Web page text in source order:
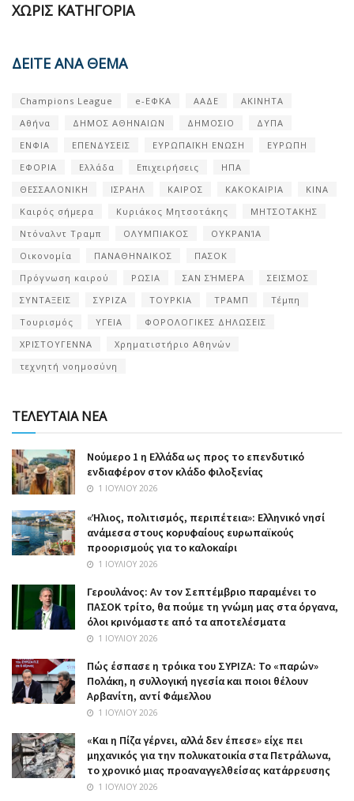
ΧΩΡΊΣ ΚΑΤΗΓΟΡΊΑ
ΔΕΙΤΕ ΑΝΑ ΘΕΜΑ
Champions League e-ΕΦΚΑ ΑΑΔΕ
ΑΚΙΝΗΤΑ
Αθήνα
ΔΗΜΟΣ ΑΘΗΝΑΙΩΝ ΔΗΜΟΣΙΟ
ΔΥΠΑ
ΕΝΦΙΑ
ΕΠΕΝΔΥΣΕΙΣ ΕΥΡΩΠΑΪΚΗ ΕΝΩΣΗ
ΕΥΡΩΠΗ
ΕΦΟΡΙΑ
Ελλάδα Επιχειρήσεις
ΗΠΑ
ΘΕΣΣΑΛΟΝΙΚΗ
ΙΣΡΑΗΛ ΚΑΙΡΟΣ ΚΑΚΟΚΑΙΡΙΑ
ΚΙΝΑ
Καιρός σήμερα
Κυριάκος Μητσοτάκης
ΜΗΤΣΟΤΑΚΗΣ
Ντόναλντ Τραμπ
ΟΛΥΜΠΙΑΚΟΣ
ΟΥΚΡΑΝΊΑ
Οικονομία
ΠΑΝΑΘΗΝΑΙΚΟΣ
ΠΑΣΟΚ
Πρόγνωση καιρού
ΡΩΣΙΑ ΣΑΝ ΣΉΜΕΡΑ
ΣΕΙΣΜΟΣ
ΣΥΝΤΑΞΕΙΣ
ΣΥΡΙΖΑ ΤΟΥΡΚΙΑ ΤΡΑΜΠ
Τέμπη
Τουρισμός
ΥΓΕΙΑ
ΦΟΡΟΛΟΓΙΚΕΣ ΔΗΛΩΣΕΙΣ
ΧΡΙΣΤΟΥΓΕΝΝΑ
Χρηματιστήριο Αθηνών
τεχνητή νοημοσύνη
ΤΕΛΕΥΤΑΙΑ ΝΕΑ
Nούμερο 1 η Ελλάδα ως προς το επενδυτικό
ενδιαφέρον στον κλάδο φιλοξενίας
1 ΙΟΥΛΊΟΥ 2026
«Ήλιος, πολιτισμός, περιπέτεια»: Ελληνικό νησί
ανάμεσα στους κορυφαίους ευρωπαϊκούς
προορισμούς για το καλοκαίρι
1 ΙΟΥΛΊΟΥ 2026
Γερουλάνος: Αν τον Σεπτέμβριο παραμένει το
ΠΑΣΟΚ τρίτο, θα πούμε τη γνώμη μας στα όργανα,
όλοι κρινόμαστε από τα αποτελέσματα
1 ΙΟΥΛΊΟΥ 2026
Πώς έσπασε η τρόικα του ΣΥΡΙΖΑ: Το «παρών»
Πολάκη, η συλλογική ηγεσία και ποιοι θέλουν
Αρβανίτη, αντί Φάμελλου
1 ΙΟΥΛΊΟΥ 2026
«Και η Πίζα γέρνει, αλλά δεν έπεσε» είχε πει
μηχανικός για την πολυκατοικία στα Πετράλωνα,
το χρονικό μιας προαναγγελθείσας κατάρρευσης
1 ΙΟΥΛΊΟΥ 2026